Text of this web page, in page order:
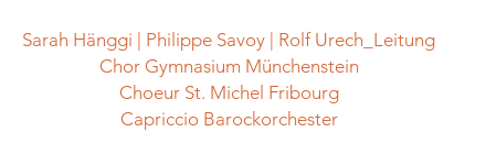
Sarah Hänggi | Philippe Savoy | Rolf Urech_Leitung
Chor Gymnasium Münchenstein
Choeur St. Michel Fribourg
Capriccio Barockorchester